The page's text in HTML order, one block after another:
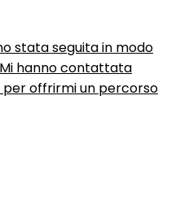
stata seguita in modo
hanno contattata
offrirmi un percorso